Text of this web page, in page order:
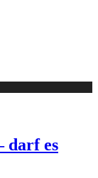
darf es